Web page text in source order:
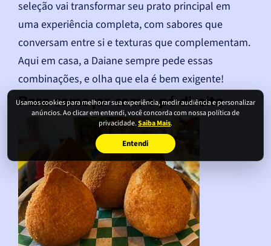
Usamos cookies para melhorar sua experiência, medir audiência e personalizar
anúncios. Ao clicar em entendi, você concorda com nossa política de
privacidade.Saiba Mais.
Entendi
seleção vai transformar seu prato principal em
uma experiência completa, com sabores que
conversam entre si e texturas que complementam.
Aqui em casa, a Daiane sempre pede essas
combinações, e olha que ela é bem exigente!
Para começar com o pé direito